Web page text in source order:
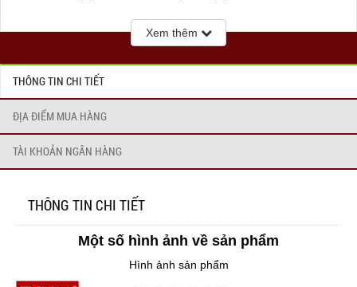
Xem thêm
THÔNG TIN CHI TIẾT
ĐỊA ĐIỂM MUA HÀNG
TÀI KHOẢN NGÂN HÀNG
THÔNG TIN CHI TIẾT
Một số hình ảnh về sản phẩm
Hình ảnh sản phẩm